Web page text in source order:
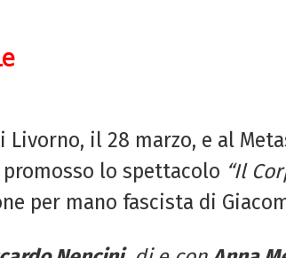
Livorno, il 28 marzo, e al
promosso lo spettacolo “Il
per mano fascista di